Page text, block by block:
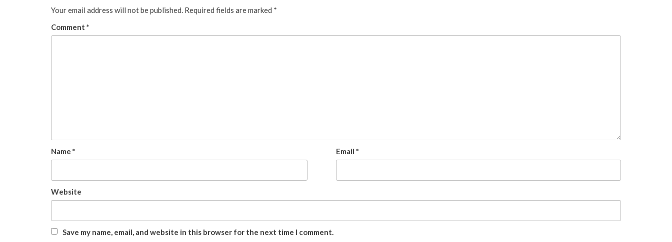
Your email address will not be published. Required fields are marked *
Comment *
Name * Email *
Website
Save my name, email, and website in this browser for the next time I comment.